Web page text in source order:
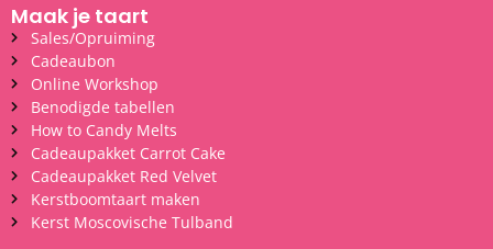
Maak je taart
Sales/Opruiming
Cadeaubon
Online Workshop
Benodigde tabellen
How to Candy Melts
Cadeaupakket Carrot Cake
Cadeaupakket Red Velvet
Kerstboomtaart maken
Kerst Moscovische Tulband